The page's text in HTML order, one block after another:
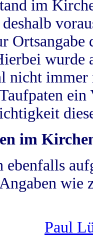
im
wurde
nicht
im
wie
Paul